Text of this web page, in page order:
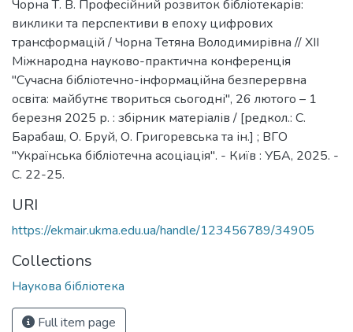
Чорна Т. В. Професійний розвиток бібліотекарів:
виклики та перспективи в епоху цифрових
трансформацій / Чорна Тетяна Володимирівна // ХІІ
Міжнародна науково-практична конференція
"Сучасна бібліотечно-інформаційна безперервна
освіта: майбутнє твориться сьогодні", 26 лютого – 1
березня 2025 р. : збірник матеріалів / [редкол.: С.
Барабаш, О. Бруй, О. Григоревська та ін.] ; ВГО
"Українська бібліотечна асоціація". - Київ : УБА, 2025. -
C. 22-25.
URI
https://ekmair.ukma.edu.ua/handle/123456789/34905
Collections
Наукова бібліотека
Full item page